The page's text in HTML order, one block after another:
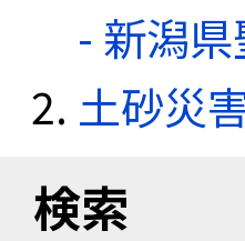
- 新潟県
土砂災
検索